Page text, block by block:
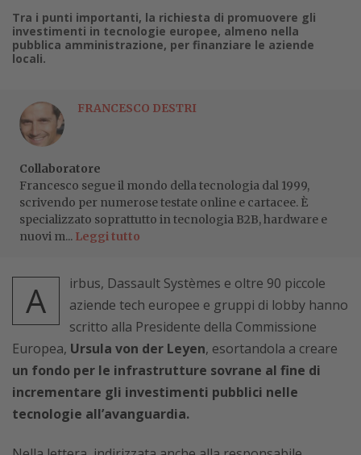
Tra i punti importanti, la richiesta di promuovere gli
investimenti in tecnologie europee, almeno nella
pubblica amministrazione, per finanziare le aziende
locali.
FRANCESCO DESTRI
Collaboratore
Francesco segue il mondo della tecnologia dal 1999,
scrivendo per numerose testate online e cartacee. È
specializzato soprattutto in tecnologia B2B, hardware e
nuovi m... Leggi tutto
A
irbus, Dassault Systèmes e oltre 90 piccole
aziende tech europee e gruppi di lobby hanno
scritto alla Presidente della Commissione
Europea, Ursula von der Leyen, esortandola a creare
un fondo per le infrastrutture sovrane al fine di
incrementare gli investimenti pubblici nelle
tecnologie all’avanguardia.